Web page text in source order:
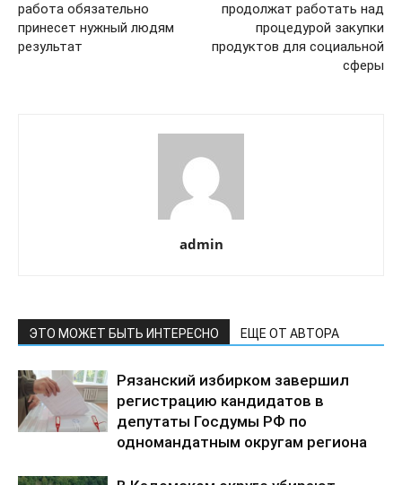
работа обязательно
принесет нужный людям
результат
продолжат работать над
процедурой закупки
продуктов для социальной
сферы
admin
ЭТО МОЖЕТ БЫТЬ ИНТЕРЕСНО ЕЩЕ ОТ АВТОРА
Рязанский избирком завершил
регистрацию кандидатов в
депутаты Госдумы РФ по
одномандатным округам региона